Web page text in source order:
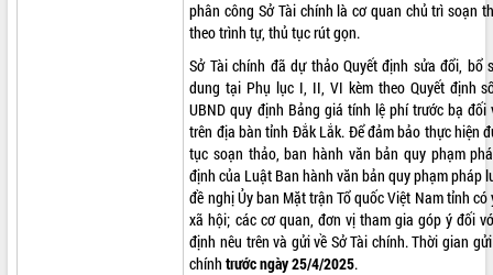
phân công Sở Tài chính là cơ quan chủ trì soạn
theo trình tự, thủ tục rút gọn.
Sở Tài chính đã dự thảo Quyết định sửa đổi, bổ
dung tại Phụ lục I, II, VI kèm theo Quyết định
UBND quy định Bảng giá tính lệ phí trước bạ đối
trên địa bàn tỉnh Đắk Lắk. Để đảm bảo thực hiện
tục soạn thảo, ban hành văn bản quy phạm
định của Luật Ban hành văn bản quy phạm pháp
đề nghị Ủy ban Mặt trận Tổ quốc Việt Nam tỉnh có
xã hội; các cơ quan, đơn vị tham gia góp ý đối
định nêu trên và gửi về Sở Tài chính. Thời gian
chínhtrước ngày 25/4/2025.